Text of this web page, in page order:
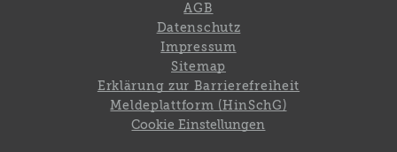
AGB
Datenschutz
Impressum
Sitemap
Erklärung zur Barrierefreiheit
Meldeplattform (HinSchG)
Cookie Einstellungen